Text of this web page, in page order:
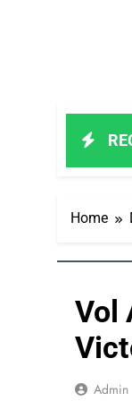
Home
Vol
Admin